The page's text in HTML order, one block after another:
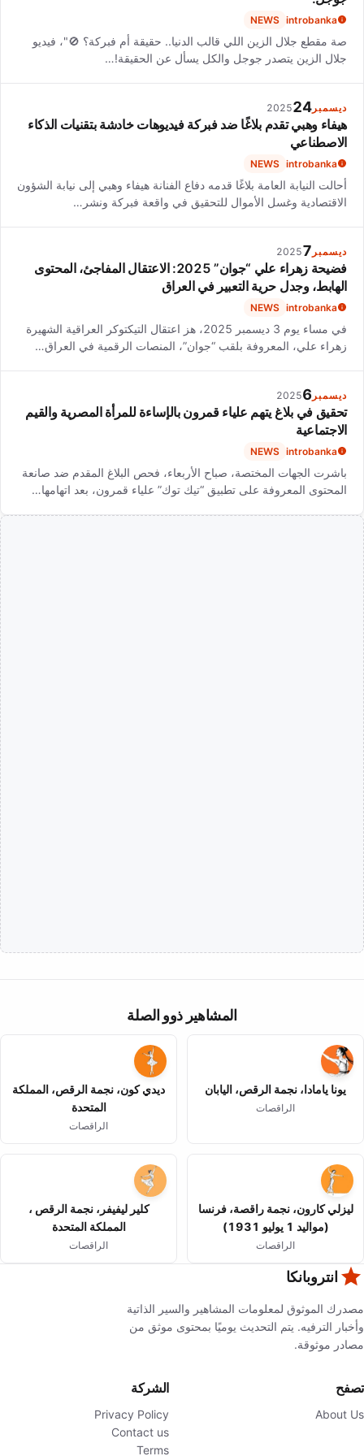
introbanka
NEWS
صة مقطع جلال الزين اللي قالب الدنيا.. حقيقة أم فبركة؟ 🚫"، فيديو
جلال الزين يتصدر جوجل والكل يسأل عن الحقيقة!…
ديسمبر 24
2025
هيفاء وهبي تقدم بلاغًا ضد فبركة فيديوهات خادشة بتقنيات الذكاء
الاصطناعي
introbanka
NEWS
أحالت النيابة العامة بلاغًا قدمه دفاع الفنانة هيفاء وهبي إلى نيابة الشؤون
الاقتصادية وغسل الأموال للتحقيق في واقعة فبركة ونشر…
ديسمبر 7
2025
فضيحة زهراء علي “جوان” 2025: الاعتقال المفاجئ، المحتوى
الهابط، وجدل حرية التعبير في العراق
introbanka
NEWS
في مساء يوم 3 ديسمبر 2025، هز اعتقال التيكتوكر العراقية الشهيرة
زهراء علي، المعروفة بلقب “جوان”، المنصات الرقمية في العراق…
ديسمبر 6
2025
تحقيق في بلاغ يتهم علياء قمرون بالإساءة للمرأة المصرية والقيم
الاجتماعية
introbanka
NEWS
باشرت الجهات المختصة، صباح الأربعاء، فحص البلاغ المقدم ضد صانعة
المحتوى المعروفة على تطبيق “تيك توك” علياء قمرون، بعد اتهامها…
المشاهير ذوو الصلة
يونا يامادا، نجمة الرقص، اليابان
الراقصات
ديدي كون، نجمة الرقص، المملكة
المتحدة
الراقصات
ليزلي كارون، نجمة راقصة، فرنسا
(مواليد 1 يوليو 1931)
الراقصات
كلير ليفيفر، نجمة الرقص ،
المملكة المتحدة
الراقصات
انتروبانكا
مصدرك الموثوق لمعلومات المشاهير والسير الذاتية
وأخبار الترفيه. يتم التحديث يوميًا بمحتوى موثق من
مصادر موثوقة.
تصفح
About Us
الشركة
Privacy Policy
Contact us
Terms